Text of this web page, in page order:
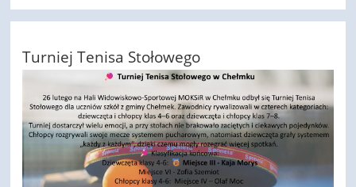
Turniej Tenisa Stołowego